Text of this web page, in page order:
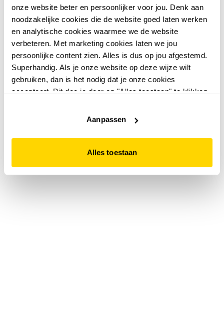
onze website beter en persoonlijker voor jou. Denk aan
noodzakelijke cookies die de website goed laten werken
en analytische cookies waarmee we de website
verbeteren. Met marketing cookies laten we jou
persoonlijke content zien. Alles is dus op jou afgestemd.
Superhandig. Als je onze website op deze wijze wilt
gebruiken, dan is het nodig dat je onze cookies
accepteert. Dit doe je door op "Alles toestaan" te klikken.
website niet optimaal functioneert.
Aanpassen
Alles toestaan